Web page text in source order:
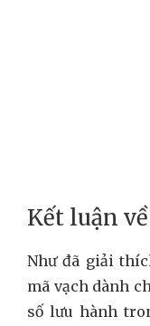
Kết luận
Như đã giải
mã vạch dành
số lưu hành